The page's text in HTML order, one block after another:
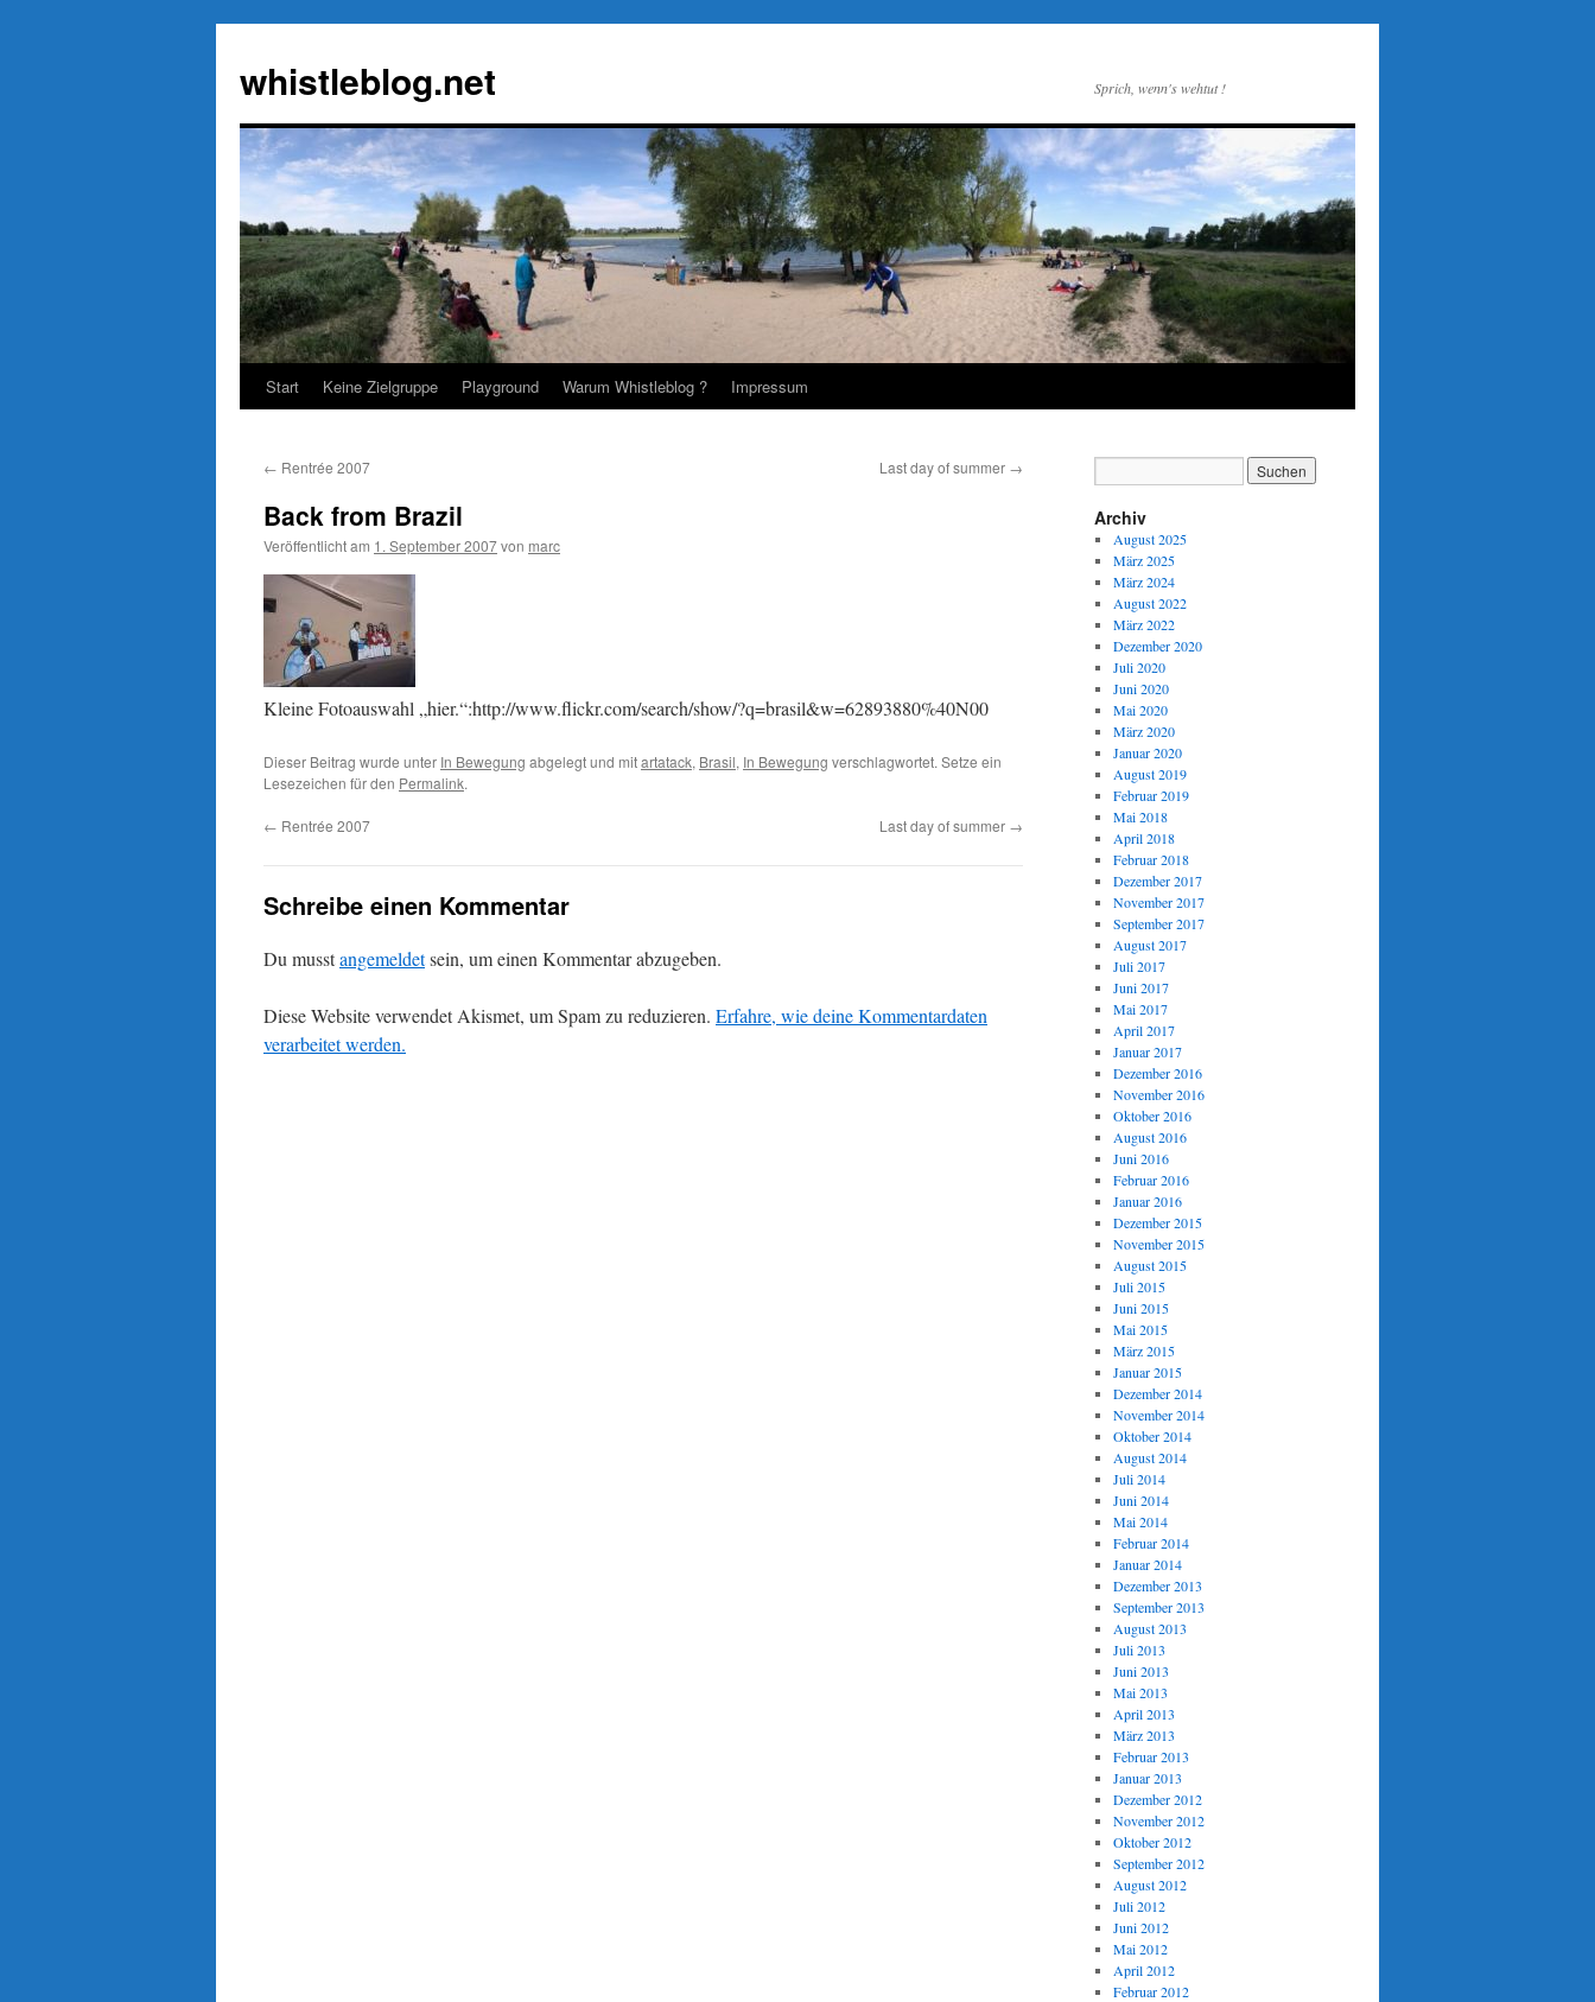
springen
whistleblog.net Sprich, wenn's wehtut !
Start Keine Zielgruppe Playground Warum Whistleblog ? Impressum
← Rentrée 2007 Last day of summer →
Back from Brazil
Veröffentlicht am 1. September 2007von marc
Kleine Fotoauswahl „hier.“:http://www.flickr.com/search/show/?q=brasil&w=62893880%40N00
Dieser Beitrag wurde unter In Bewegung abgelegt und mitartatack, Brasil, In Bewegung verschlagwortet. Setze ein
Lesezeichen für den Permalink.
← Rentrée 2007 Last day of summer →
Schreibe einen Kommentar
Du musstangemeldetsein, um einen Kommentar abzugeben.
Diese Website verwendet Akismet, um Spam zu reduzieren. Erfahre, wie deine Kommentardaten
verarbeitet werden.
Archiv
August 2025
März 2025
März 2024
August 2022
März 2022
Dezember 2020
Juli 2020
Juni 2020
Mai 2020
März 2020
Januar 2020
August 2019
Februar 2019
Mai 2018
April 2018
Februar 2018
Dezember 2017
November 2017
September 2017
August 2017
Juli 2017
Juni 2017
Mai 2017
April 2017
Januar 2017
Dezember 2016
November 2016
Oktober 2016
August 2016
Juni 2016
Februar 2016
Januar 2016
Dezember 2015
November 2015
August 2015
Juli 2015
Juni 2015
Mai 2015
März 2015
Januar 2015
Dezember 2014
November 2014
Oktober 2014
August 2014
Juli 2014
Juni 2014
Mai 2014
Februar 2014
Januar 2014
Dezember 2013
September 2013
August 2013
Juli 2013
Juni 2013
Mai 2013
April 2013
März 2013
Februar 2013
Januar 2013
Dezember 2012
November 2012
Oktober 2012
September 2012
August 2012
Juli 2012
Juni 2012
Mai 2012
April 2012
Februar 2012